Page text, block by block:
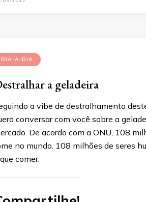
DIA-A-DIA
a geladeira
a vibe de destralhamento
conversar com você sobre a
De acordo com a ONU, 108
no mundo. 108 milhões de seres
comer.